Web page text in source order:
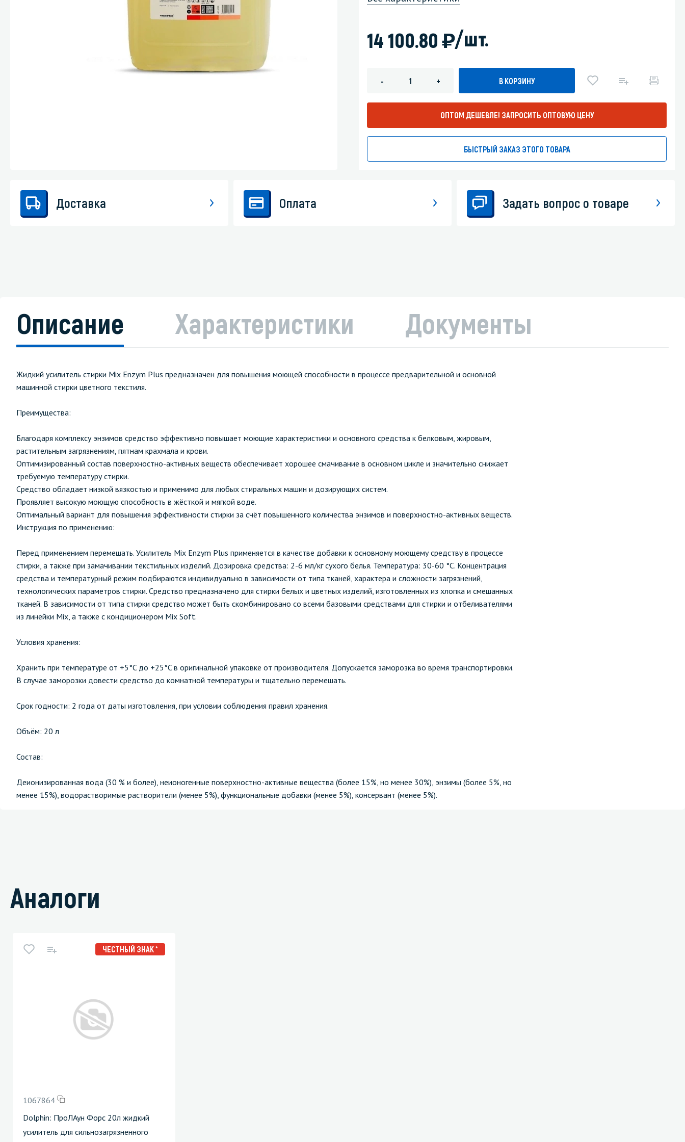
Стекла и зеркала
Личная гигиена
14 100.80)/шт.
- + В КОРЗИНУ
ОПТОМ ДЕШЕВЛЕ! ЗАПРОСИТЬ ОПТОВУЮ ЦЕНУ
БЫСТРЫЙ ЗАКАЗ ЭТОГО ТОВАРА
Доставка Оплата Задать вопрос о товаре
Описание Характеристики Документы
Жидкий усилитель стирки Mix Enzym Plus предназначен для повышения моющей способности в процессе предварительной и основной
машинной стирки цветного текстиля.
Преимущества:
Благодаря комплексу энзимов средство эффективно повышает моющие характеристики и основного средства к белковым, жировым,
растительным загрязнениям, пятнам крахмала и крови.
Оптимизированный состав поверхностно-активных веществ обеспечивает хорошее смачивание в основном цикле и значительно снижает
требуемую температуру стирки.
Средство обладает низкой вязкостью и применимо для любых стиральных машин и дозирующих систем.
Проявляет высокую моющую способность в жёсткой и мягкой воде.
Оптимальный вариант для повышения эффективности стирки за счёт повышенного количества энзимов и поверхностно-активных веществ.
Инструкция по применению:
Перед применением перемешать. Усилитель Mix Enzym Plus применяется в качестве добавки к основному моющему средству в процессе
стирки, а также при замачивании текстильных изделий. Дозировка средства: 2-6 мл/кг сухого белья. Температура: 30-60 °C. Концентрация
средства и температурный режим подбираются индивидуально в зависимости от типа тканей, характера и сложности загрязнений,
технологических параметров стирки. Средство предназначено для стирки белых и цветных изделий, изготовленных из хлопка и смешанных
тканей. В зависимости от типа стирки средство может быть скомбинировано со всеми базовыми средствами для стирки и отбеливателями
из линейки Mix, а также с кондиционером Mix Soft.
Условия хранения:
Хранить при температуре от +5°C до +25°C в оригинальной упаковке от производителя. Допускается заморозка во время транспортировки.
В случае заморозки довести средство до комнатной температуры и тщательно перемешать.
Срок годности: 2 года от даты изготовления, при условии соблюдения правил хранения.
Объём: 20 л
Состав:
Деионизированная вода (30 % и более), неионогенные поверхностно-активные вещества (более 15%, но менее 30%), энзимы (более 5%, но
менее 15%), водорастворимые растворители (менее 5%), функциональные добавки (менее 5%), консервант (менее 5%).
Аналоги
ЧЕСТНЫЙ ЗНАК *
1067864
Dolphin: ПроЛАун Форс 20л жидкий
усилитель для сильнозагрязненного